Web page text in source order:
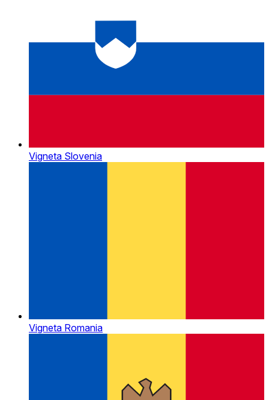
Vigneta Slovenia
Vigneta Romania